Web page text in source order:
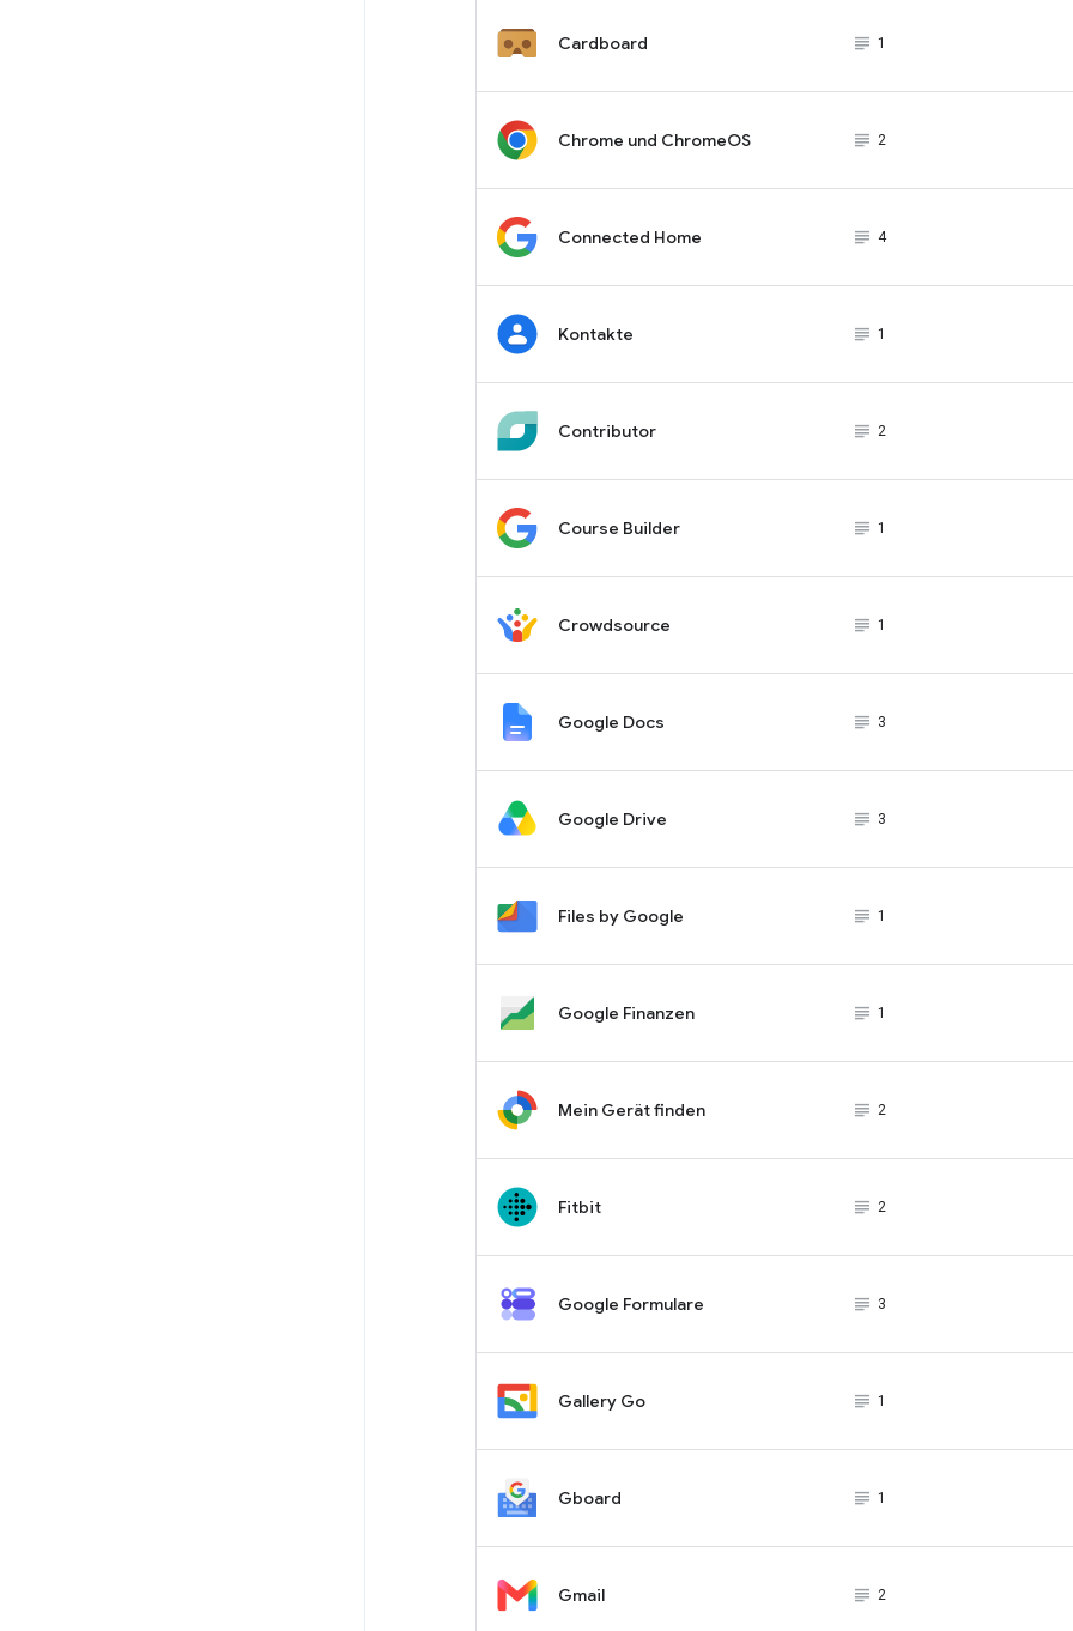
Cardboard subject_black
1
Chrome und ChromeOS subject_black
2
Connected Home subject_black
4
Kontakte subject_black
1
Contributor subject_black
2
Course Builder subject_black
1
Crowdsource subject_black
1
Google Docs subject_black
3
Google Drive subject_black
3
Files by Google subject_black
1
Google Finanzen subject_black
1
Mein Gerät finden subject_black
2
Fitbit subject_black
2
Google Formulare subject_black
3
Gallery Go subject_black
1
Gboard subject_black
1
Gmail subject_black
2